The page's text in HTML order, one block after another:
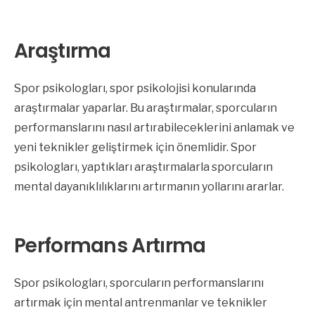
Araştırma
Spor psikologları, spor psikolojisi konularında
araştırmalar yaparlar. Bu araştırmalar, sporcuların
performanslarını nasıl artırabileceklerini anlamak ve
yeni teknikler geliştirmek için önemlidir. Spor
psikologları, yaptıkları araştırmalarla sporcuların
mental dayanıklılıklarını artırmanın yollarını ararlar.
Performans Artırma
Spor psikologları, sporcuların performanslarını
artırmak için mental antrenmanlar ve teknikler